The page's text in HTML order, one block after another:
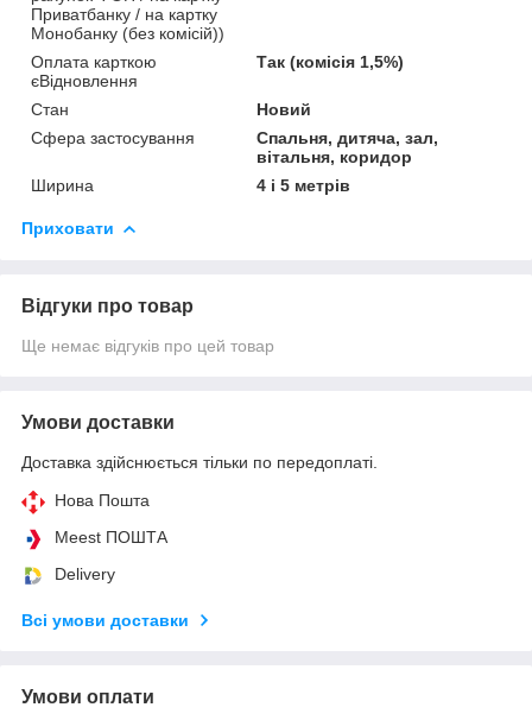
Приватбанку / на картку
Монобанку (без комісій))
Оплата карткою
єВідновлення
Так (комісія 1,5%)
Стан
Новий
Сфера застосування
Спальня, дитяча, зал,
вітальня, коридор
Ширина
4 і 5 метрів
Приховати
Відгуки про товар
Ще немає відгуків про цей товар
Умови доставки
Доставка здійснюється тільки по передоплаті.
Нова Пошта
Meest ПОШТА
Delivery
Всі умови доставки
Умови оплати